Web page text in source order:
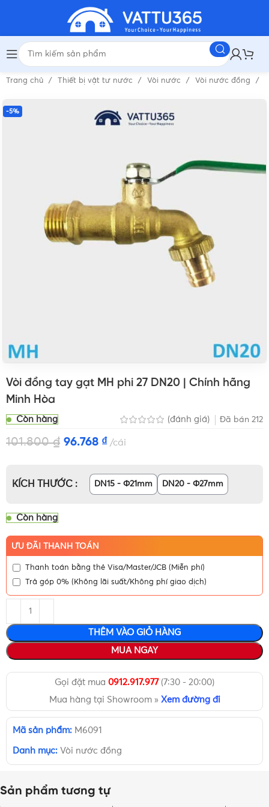
Trang chủ Thiết bị vật tư nước Vòi nước Vòi nước đồng
-5%
Vòi đồng tay gạt MH phi 27 DN20 | Chính hãng
Minh Hòa
Còn hàng (đánh giá) Đã bán 212
101.800₫ 96.768 ₫ cái
KÍCH THƯỚC DN15 - Φ21mm DN20 - Φ27mm
Còn hàng
ƯU ĐÃI THANH TOÁN
Thanh toán bằng thẻ Visa/Master/JCB (Miễn phí)
Trả góp 0% (Không lãi suất/Không phí giao dịch)
THÊM VÀO GIỎ HÀNG
MUA NGAY
Gọi đặt mua 0912.917.977(7:30 - 20:00)
Mua hàng tại Showroom » Xem đường đi
Mã sản phẩm: M6091
Danh mục: Vòi nước đồng
Sản phẩm tương tự